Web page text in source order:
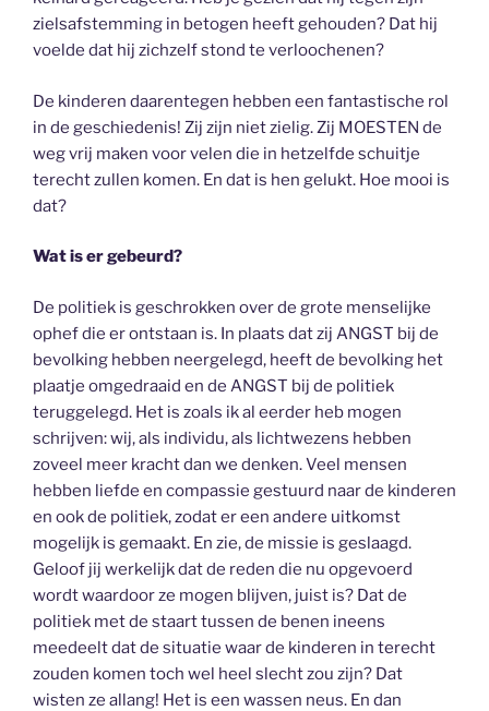
zielsafstemming in betogen heeft gehouden? Dat hij
voelde dat hij zichzelf stond te verloochenen?
De kinderen daarentegen hebben een fantastische rol
in de geschiedenis! Zij zijn niet zielig. Zij MOESTEN de
weg vrij maken voor velen die in hetzelfde schuitje
terecht zullen komen. En dat is hen gelukt. Hoe mooi is
dat?
Wat is er gebeurd?
De politiek is geschrokken over de grote menselijke
ophef die er ontstaan is. In plaats dat zij ANGST bij de
bevolking hebben neergelegd, heeft de bevolking het
plaatje omgedraaid en de ANGST bij de politiek
teruggelegd. Het is zoals ik al eerder heb mogen
schrijven: wij, als individu, als lichtwezens hebben
zoveel meer kracht dan we denken. Veel mensen
hebben liefde en compassie gestuurd naar de kinderen
en ook de politiek, zodat er een andere uitkomst
mogelijk is gemaakt. En zie, de missie is geslaagd.
Geloof jij werkelijk dat de reden die nu opgevoerd
wordt waardoor ze mogen blijven, juist is? Dat de
politiek met de staart tussen de benen ineens
meedeelt dat de situatie waar de kinderen in terecht
zouden komen toch wel heel slecht zou zijn? Dat
wisten ze allang! Het is een wassen neus. En dan